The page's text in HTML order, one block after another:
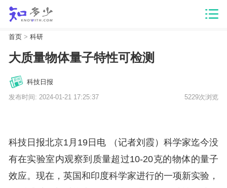
首页> 科研
大质量物体量子特性可检测
科技日报
发布时间: 2024-01-21 17:25:37 5229次浏览
科技日报北京1月19日电 （记者刘霞）科学家迄今没
有在实验室内观察到质量超过10-20克的物体的量子
效应。现在，英国和印度科学家进行的一项新实验，